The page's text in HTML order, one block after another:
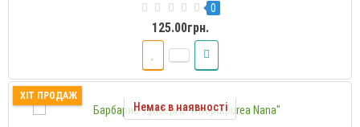
0
125.00грн.
ХІТ ПРОДАЖ
Немає в наявності